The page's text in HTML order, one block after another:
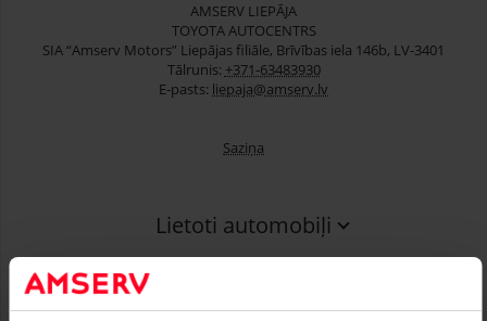
AMSERV LIEPĀJA
TOYOTA AUTOCENTRS
SIA “Amserv Motors” Liepājas filiāle, Brīvības iela 146b, LV-3401
Tālrunis: +371-63483930
E-pasts: liepaja@amserv.lv
Saziņa
Lietoti automobiļi
Serviss